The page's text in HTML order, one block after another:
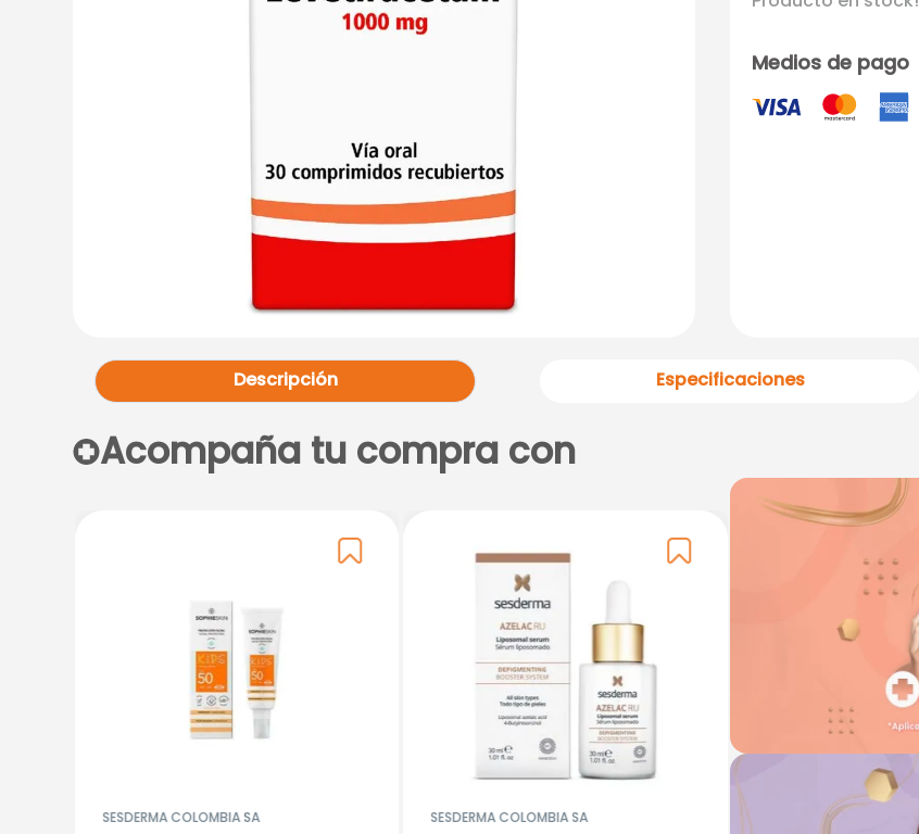
Medios de pago
Descripción Especificaciones
Acompaña tu compra con
SESDERMA COLOMBIA SA SESDERMA COLOMBIA SA